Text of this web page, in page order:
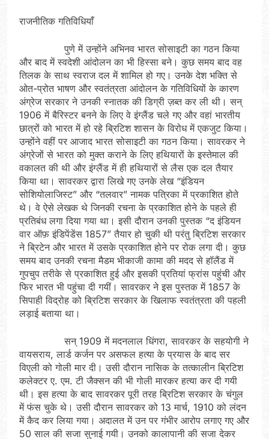
राजनीतिक गतिविधियाँ
पुणे में उन्होंने अभिनव भारत सोसाइटी का गठन किया
और बाद में स्वदेशी आंदोलन का भी हिस्सा बने। कुछ समय बाद वह
तिलक के साथ स्वराज दल में शामिल हो गए। उनके देश भक्ति से
ओत-प्रोत भाषण और स्वतंत्रता आंदोलन के गतिविधियों के कारण
अंग्रेज सरकार ने उनकी स्नातक की डिग्री ज़ब्त कर ली थी। सन्
1906 में बैरिस्टर बनने के लिए वे इंग्लैंड चले गए और वहां भारतीय
छात्रों को भारत में हो रहे ब्रिटिश शासन के विरोध में एकजुट किया।
उन्होंने वहीं पर आजाद भारत सोसाइटी का गठन किया। सावरकर ने
अंग्रेजों से भारत को मुक्त कराने के लिए हथियारों के इस्तेमाल की
वकालत की थी और इंग्लैंड में ही हथियारों से लैस एक दल तैयार
किया था। सावरकर द्वारा लिखे गए उनके लेख “इंडियन
सोशियोलाजिस्ट” और “तलवार” नामक पत्रिका में प्रकाशित होते
थे। वे ऐसे लेखक थे जिनकी रचना के प्रकाशित होने के पहले ही
प्रतिबंध लगा दिया गया था। इसी दौरान उनकी पुस्तक “द इंडियन
वार ऑफ़ इंडिपेंडेंस 1857” तैयार हो चुकी थी परंतु ब्रिटिश सरकार
ने ब्रिटेन और भारत में उसके प्रकाशित होने पर रोक लगा दी। कुछ
समय बाद उनकी रचना मैडम भीकाजी कामा की मदद से हॉलैंड में
गुपचुप तरीके से प्रकाशित हुई और इसकी प्रतियां फ्रांस पहुंची और
फिर भारत भी पहुंचा दी गयीं। सावरकर ने इस पुस्तक में 1857 के
सिपाही विद्रोह को ब्रिटिश सरकार के खिलाफ स्वतंत्रता की पहली
लड़ाई बताया था।
सन् 1909 में मदनलाल धिंगरा, सावरकर के सहयोगी ने
वायसराय, लार्ड कर्जन पर असफल हत्या के प्रयास के बाद सर
विएली को गोली मार दी। उसी दौरान नासिक के तत्कालीन ब्रिटिश
कलेक्टर ए. एम. टी जैक्सन की भी गोली मारकर हत्या कर दी गयी
थी। इस हत्या के बाद सावरकर पूरी तरह ब्रिटिश सरकार के चंगुल
में फंस चुके थे। उसी दौरान सावरकर को 13 मार्च, 1910 को लंदन
में कैद कर लिया गया। अदालत में उन पर गंभीर आरोप लगाए गए और
50 साल की सजा सुनाई गयी। उनको कालापानी की सजा देकर